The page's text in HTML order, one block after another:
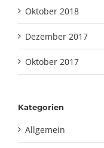
Oktober 2018
Dezember 2017
Oktober 2017
Kategorien
Allgemein